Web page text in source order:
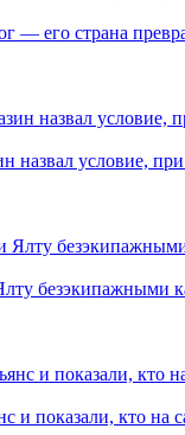
— его страна
условие, при
безэкипажными
показали, кто на